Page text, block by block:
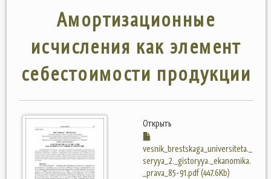
Амортизационные
исчисления как элемент
себестоимости продукции
Открыть
vesnik_brestskaga_universiteta._
seryya_2._gistoryya._ekanomika.
_prava_85-91.pdf (447.6Kb)